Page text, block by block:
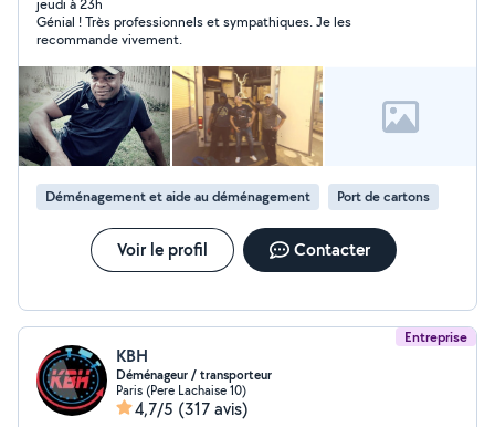
de meubles. travail serieux , efficace. 25 ans d
'experience Je peux me deplacer a domicile pour devis.
contactez moi directement sur sms ou appel
O650467748 même tôt le matin ou tard le soir svp,
merci.
jeudi à 23h
Génial ! Très professionnels et sympathiques. Je les
recommande vivement.
Déménagement et aide au déménagement Port de cartons
Voir le profil Contacter
Entreprise
KBH
Déménageur / transporteur
Paris (Pere Lachaise 10)
4,7/5 (317 avis)